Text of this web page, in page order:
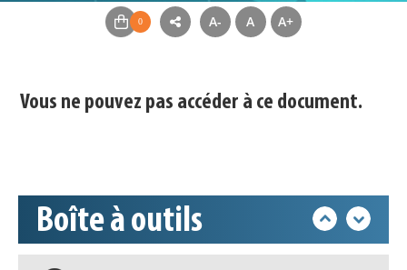
A- A A+
Vous ne pouvez pas accéder à ce document.
Boîte à outils
Appels à projets
Déposer une actu !
Base documentaire